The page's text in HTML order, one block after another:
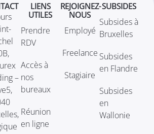
–
LIENS
UTILES
Prendre
RDV
Accès à
nos
bureaux
Réunion
en ligne
REJOIGNEZ-
NOUS
Employé
Freelance
Stagiaire
SUBSIDES
Subsides à
Bruxelles
Subsides
en Flandre
Subsides
en
Wallonie